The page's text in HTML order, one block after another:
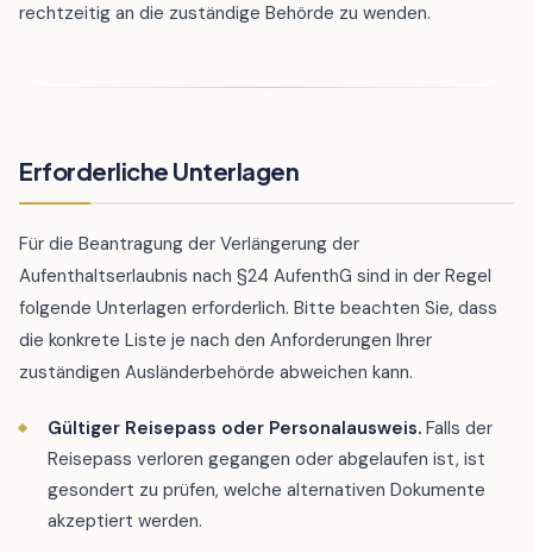
rechtzeitig an die zuständige Behörde zu wenden.
Erforderliche Unterlagen
Für die Beantragung der Verlängerung der
Aufenthaltserlaubnis nach §24 AufenthG sind in der Regel
folgende Unterlagen erforderlich. Bitte beachten Sie, dass
die konkrete Liste je nach den Anforderungen Ihrer
zuständigen Ausländerbehörde abweichen kann.
Gültiger Reisepass oder Personalausweis. Falls der
Reisepass verloren gegangen oder abgelaufen ist, ist
gesondert zu prüfen, welche alternativen Dokumente
akzeptiert werden.